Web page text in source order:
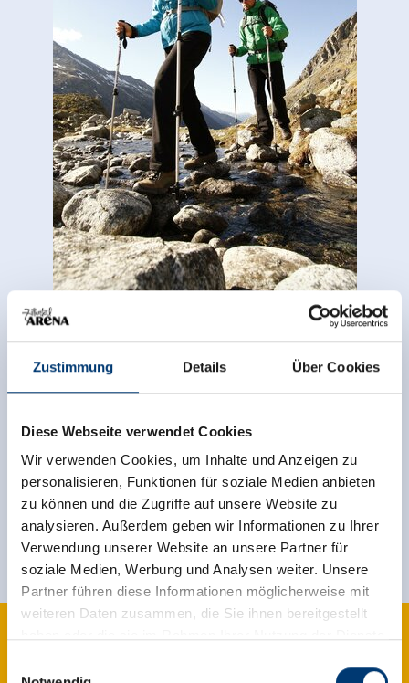
Zustimmung Details Über Cookies
Diese Webseite verwendet Cookies
Wir verwenden Cookies, um Inhalte und Anzeigen zu
personalisieren, Funktionen für soziale Medien anbieten
zu können und die Zugriffe auf unsere Website zu
analysieren. Außerdem geben wir Informationen zu Ihrer
Verwendung unserer Website an unsere Partner für
soziale Medien, Werbung und Analysen weiter. Unsere
Partner führen diese Informationen möglicherweise mit
weiteren Daten zusammen, die Sie ihnen bereitgestellt
back to overview
Sign up for the newsletter now!
register